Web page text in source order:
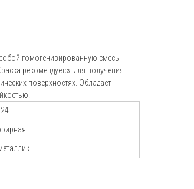
ул. Полушкина роща, д.
гомогенизированную смесь
рекомендуется для получения
поверхностях. Обладает